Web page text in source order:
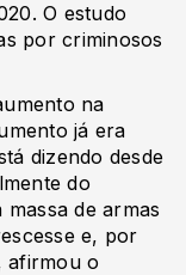
O estudo
por criminosos
na
já era
dizendo desde
do
de armas
e, por
afirmou o